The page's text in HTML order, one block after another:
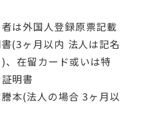
者は外国人登録原票記載
(3ヶ月以内 法人は記名
、在留カード或いは特
明書
謄本(法人の場合 3ヶ月以